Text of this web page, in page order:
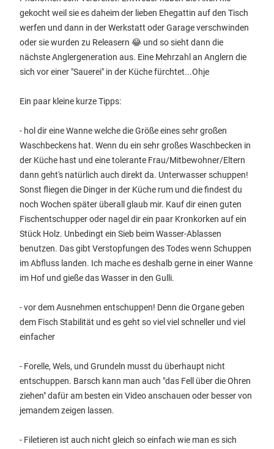
gekocht weil sie es daheim der lieben Ehegattin auf den Tisch
werfen und dann in der Werkstatt oder Garage verschwinden
oder sie wurden zu Releasern 😂 und so sieht dann die
nächste Anglergeneration aus. Eine Mehrzahl an Anglern die
sich vor einer "Sauerei" in der Küche fürchtet...Ohje
Ein paar kleine kurze Tipps:
- hol dir eine Wanne welche die Größe eines sehr großen
Waschbeckens hat. Wenn du ein sehr großes Waschbecken in
der Küche hast und eine tolerante Frau/Mitbewohner/Eltern
dann geht's natürlich auch direkt da. Unterwasser schuppen!
Sonst fliegen die Dinger in der Küche rum und die findest du
noch Wochen später überall glaub mir. Kauf dir einen guten
Fischentschupper oder nagel dir ein paar Kronkorken auf ein
Stück Holz. Unbedingt ein Sieb beim Wasser-Ablassen
benutzen. Das gibt Verstopfungen des Todes wenn Schuppen
im Abfluss landen. Ich mache es deshalb gerne in einer Wanne
im Hof und gieße das Wasser in den Gulli.
- vor dem Ausnehmen entschuppen! Denn die Organe geben
dem Fisch Stabilität und es geht so viel viel schneller und viel
einfacher
- Forelle, Wels, und Grundeln musst du überhaupt nicht
entschuppen. Barsch kann man auch "das Fell über die Ohren
ziehen" dafür am besten ein Video anschauen oder besser von
jemandem zeigen lassen.
- Filetieren ist auch nicht gleich so einfach wie man es sich